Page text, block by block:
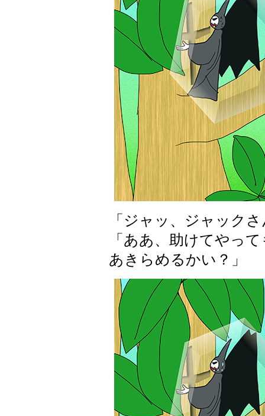
「ジャッ、ジャック
「ああ、助けてやっ
あきらめるかい？」